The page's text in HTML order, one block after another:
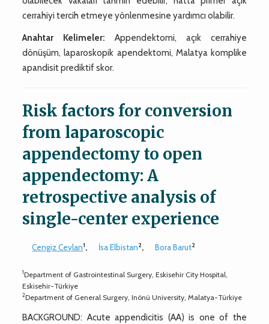
cerrahiyi tercih etmeye yönlenmesine yardımcı olabilir.
Anahtar Kelimeler: Appendektomi, açık cerrahiye
dönüşüm, laparoskopik apendektomi, Malatya komplike
apandisit prediktif skor.
Risk factors for conversion
from laparoscopic
appendectomy to open
appendectomy: A
retrospective analysis of
single-center experience
Cengiz Ceylan1, İsa Elbistan2, Bora Barut2
1Department of Gastrointestinal Surgery, Eskisehir City Hospital,
Eskisehir-Türkiye
2Department of General Surgery, Inönü University, Malatya-Türkiye
BACKGROUND: Acute appendicitis (AA) is one of the